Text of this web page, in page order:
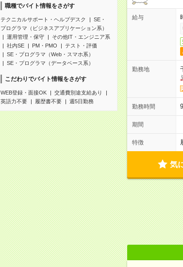
職種でバイト情報をさがす
テクニカルサポート・ヘルプデスク
SE・
プログラマ（ビジネスアプリケーション系）
運用管理・保守
その他IT・エンジニア系
社内SE
PM・PMO
テスト・評価
SE・プログラマ（Web・スマホ系）
SE・プログラマ（データベース系）
こだわりでバイト情報をさがす
WEB登録・面接OK
交通費別途支給あり
英語力不要
履歴書不要 週5日勤務
給与
勤務地
勤務時間
期間
特徴
気